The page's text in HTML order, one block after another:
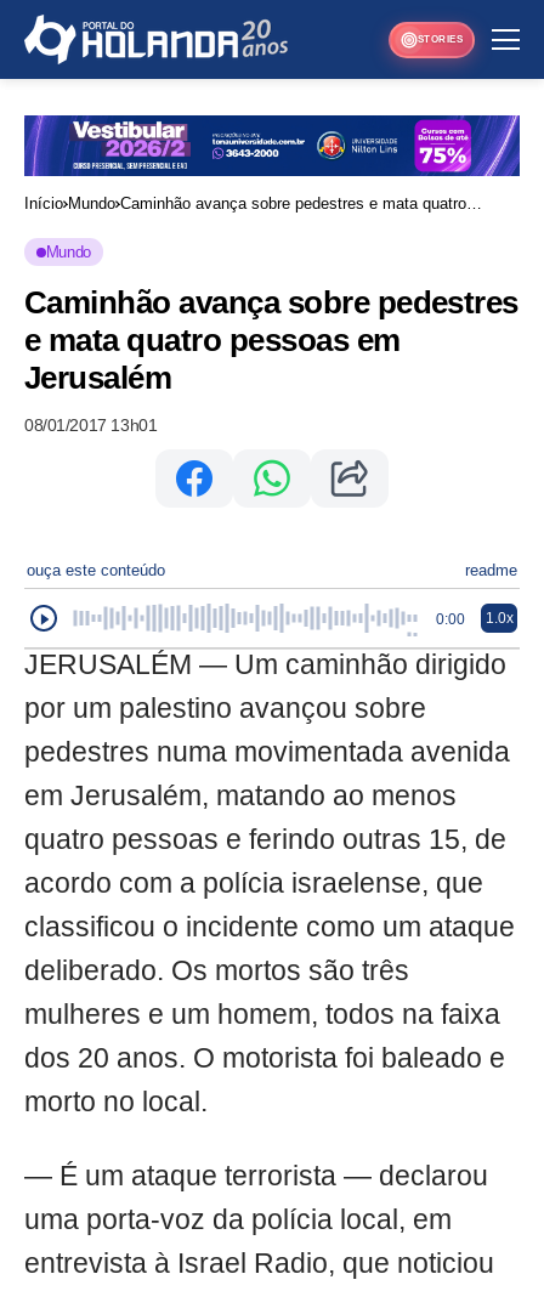
STORIES
Início Mundo Caminhão avança sobre pedestres e mata quatro
Mundo
Caminhão avança sobre pedestres
e mata quatro pessoas em
Jerusalém
08/01/2017 13h01
ouça este conteúdo readme
0:00 1.0x
JERUSALÉM — Um caminhão dirigido
por um palestino avançou sobre
pedestres numa movimentada avenida
em Jerusalém, matando ao menos
quatro pessoas e ferindo outras 15, de
acordo com a polícia israelense, que
classificou o incidente como um ataque
deliberado. Os mortos são três
mulheres e um homem, todos na faixa
dos 20 anos. O motorista foi baleado e
morto no local.
— É um ataque terrorista — declarou
uma porta-voz da polícia local, em
entrevista à Israel Radio, que noticiou